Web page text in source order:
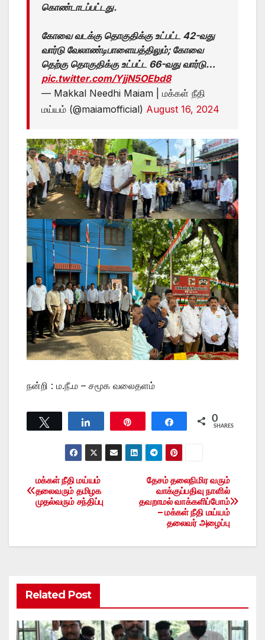
கொண்டாடப்பட்டது.
கோவை வடக்கு தொகுதிக்கு உட்பட்ட 42-வது
வார்டு வேலாண்டிபாளையத்திலும்; கோவை
தெற்கு தொகுதிக்கு உட்பட்ட 66-வது வார்டு…
pic.twitter.com/YjjN5OEbd8
— Makkal Needhi Maiam | மக்கள் நீதி
மய்யம் (@maiamofficial) August 16, 2024
நன்றி : ம.நீ.ம – சமூக வலைதளம்
Share 0
SHARES
Post
navigation
தேசம் தலைநிமிர வரும்
வாக்குப்பதிவு நாளில்
தவறாமல் வாக்களிப்போம்
– மக்கள் நீதி மய்யம்
தலைவர் அழைப்பு
மக்கள் நீதி மய்யம்
தலைவரும் தமிழக
முதல்வரும் சந்திப்பு
Related Post